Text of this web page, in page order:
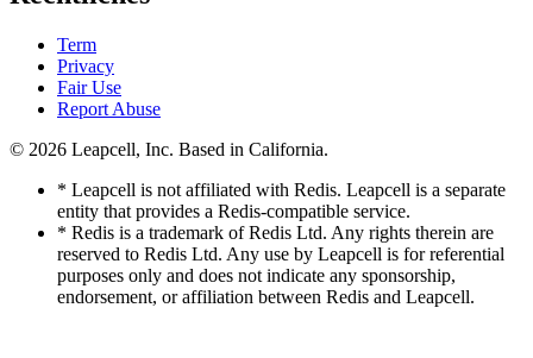
Term
Privacy
Fair Use
Report Abuse
© 2026 Leapcell, Inc. Based in California.
* Leapcell is not affiliated with Redis. Leapcell is a separate
entity that provides a Redis-compatible service.
* Redis is a trademark of Redis Ltd. Any rights therein are
reserved to Redis Ltd. Any use by Leapcell is for referential
purposes only and does not indicate any sponsorship,
endorsement, or affiliation between Redis and Leapcell.